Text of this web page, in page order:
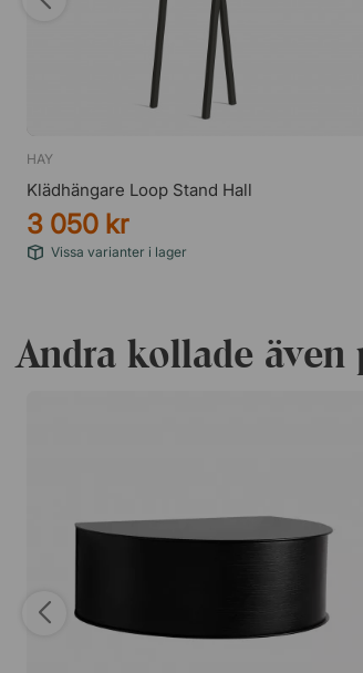
HAY
Klädhängare Loop Stand Hall
3 050 kr
Vissa varianter i lager
Andra kollade även